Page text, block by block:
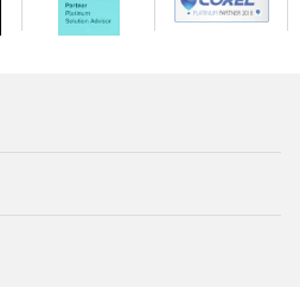
Intel (для поддержки 64-
(рекомендуется не менее
пространства для
пространства для каждой